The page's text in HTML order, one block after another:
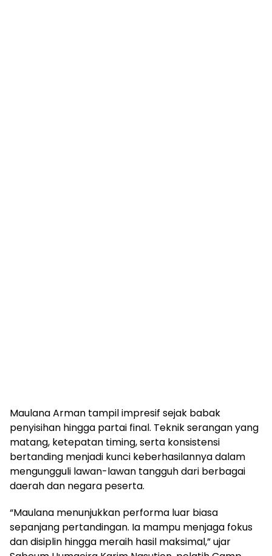
Maulana Arman tampil impresif sejak babak
penyisihan hingga partai final. Teknik serangan yang
matang, ketepatan timing, serta konsistensi
bertanding menjadi kunci keberhasilannya dalam
mengungguli lawan-lawan tangguh dari berbagai
daerah dan negara peserta.
“Maulana menunjukkan performa luar biasa
sepanjang pertandingan. Ia mampu menjaga fokus
dan disiplin hingga meraih hasil maksimal,” ujar